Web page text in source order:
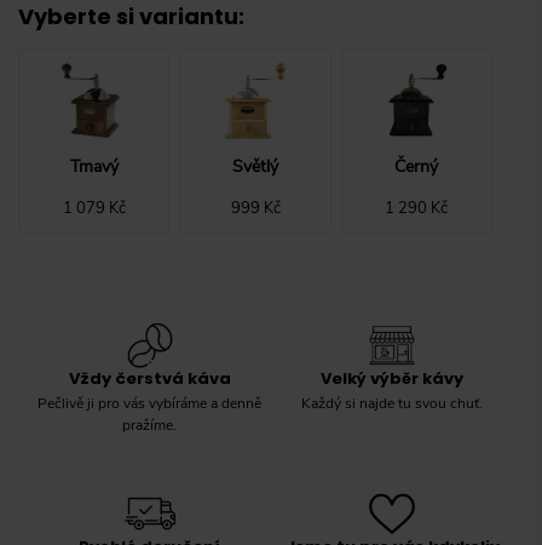
Vyberte si variantu:
Tmavý
1 079 Kč
Světlý
999 Kč
Černý
1 290 Kč
Vždy čerstvá káva
Pečlivě ji pro vás vybíráme a denně
pražíme.
Velký výběr kávy
Každý si najde tu svou chuť.